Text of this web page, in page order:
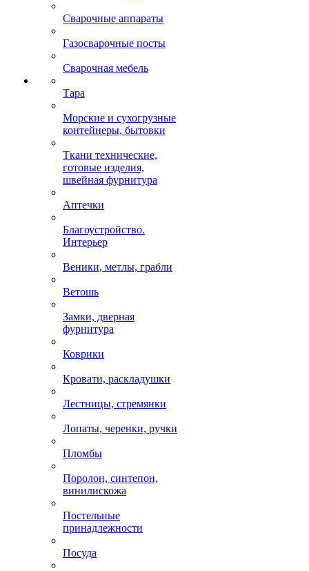
Сварочные аппараты
Газосварочные посты
Сварочная мебель
Тара
Морские и сухогрузные
контейнеры, бытовки
Ткани технические,
готовые изделия,
швейная фурнитура
Аптечки
Благоустройство.
Интерьер
Веники, метлы, грабли
Ветошь
Замки, дверная
фурнитура
Коврики
Кровати, раскладушки
Лестницы, стремянки
Лопаты, черенки, ручки
Пломбы
Поролон, синтепон,
винилискожа
Постельные
принадлежности
Посуда